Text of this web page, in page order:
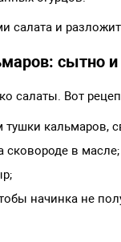
салата и
сытно и
салаты. Вот
кальмаров,
сковороде в масле;
начинка не